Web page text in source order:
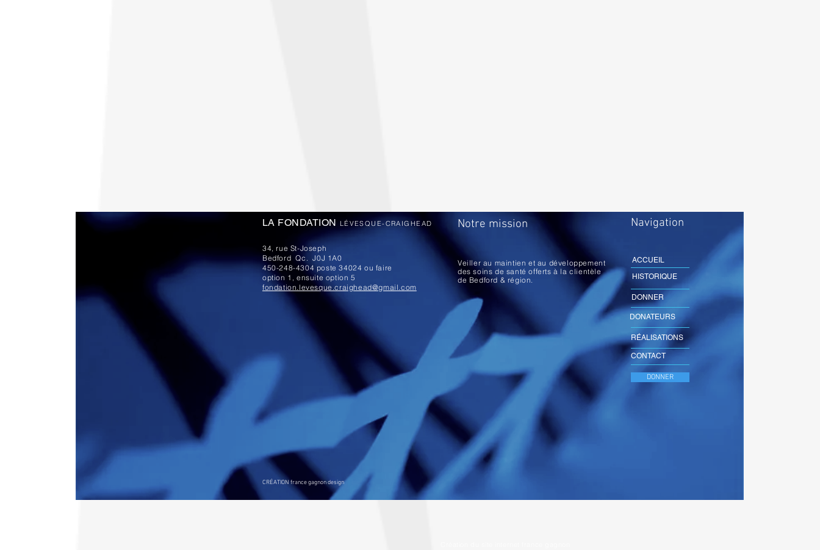
LA FONDATION LÉVESQUE-CRAIGHEAD
34, rue St-Joseph
Bedford Qc. J0J 1A0
450-248-4304 poste 34024 ou faire
option 1, ensuite option 5
fondation.levesque.craighead@gmail.com
Navigation
ACCUEIL
HISTORIQUE
DONNER
DONATEURS
Notre mission
Veiller au maintien et au développement
des soins de santé offerts à la clientèle
de Bedford & région.
RÉALISATIONS
CONTACT
DONNER
CRÉATION france gagnon design